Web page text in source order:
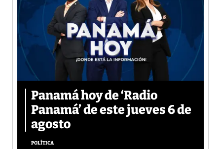
Panamá hoy de ‘Radio
Panamá’ de este jueves 6 de
agosto
POLÍTICA